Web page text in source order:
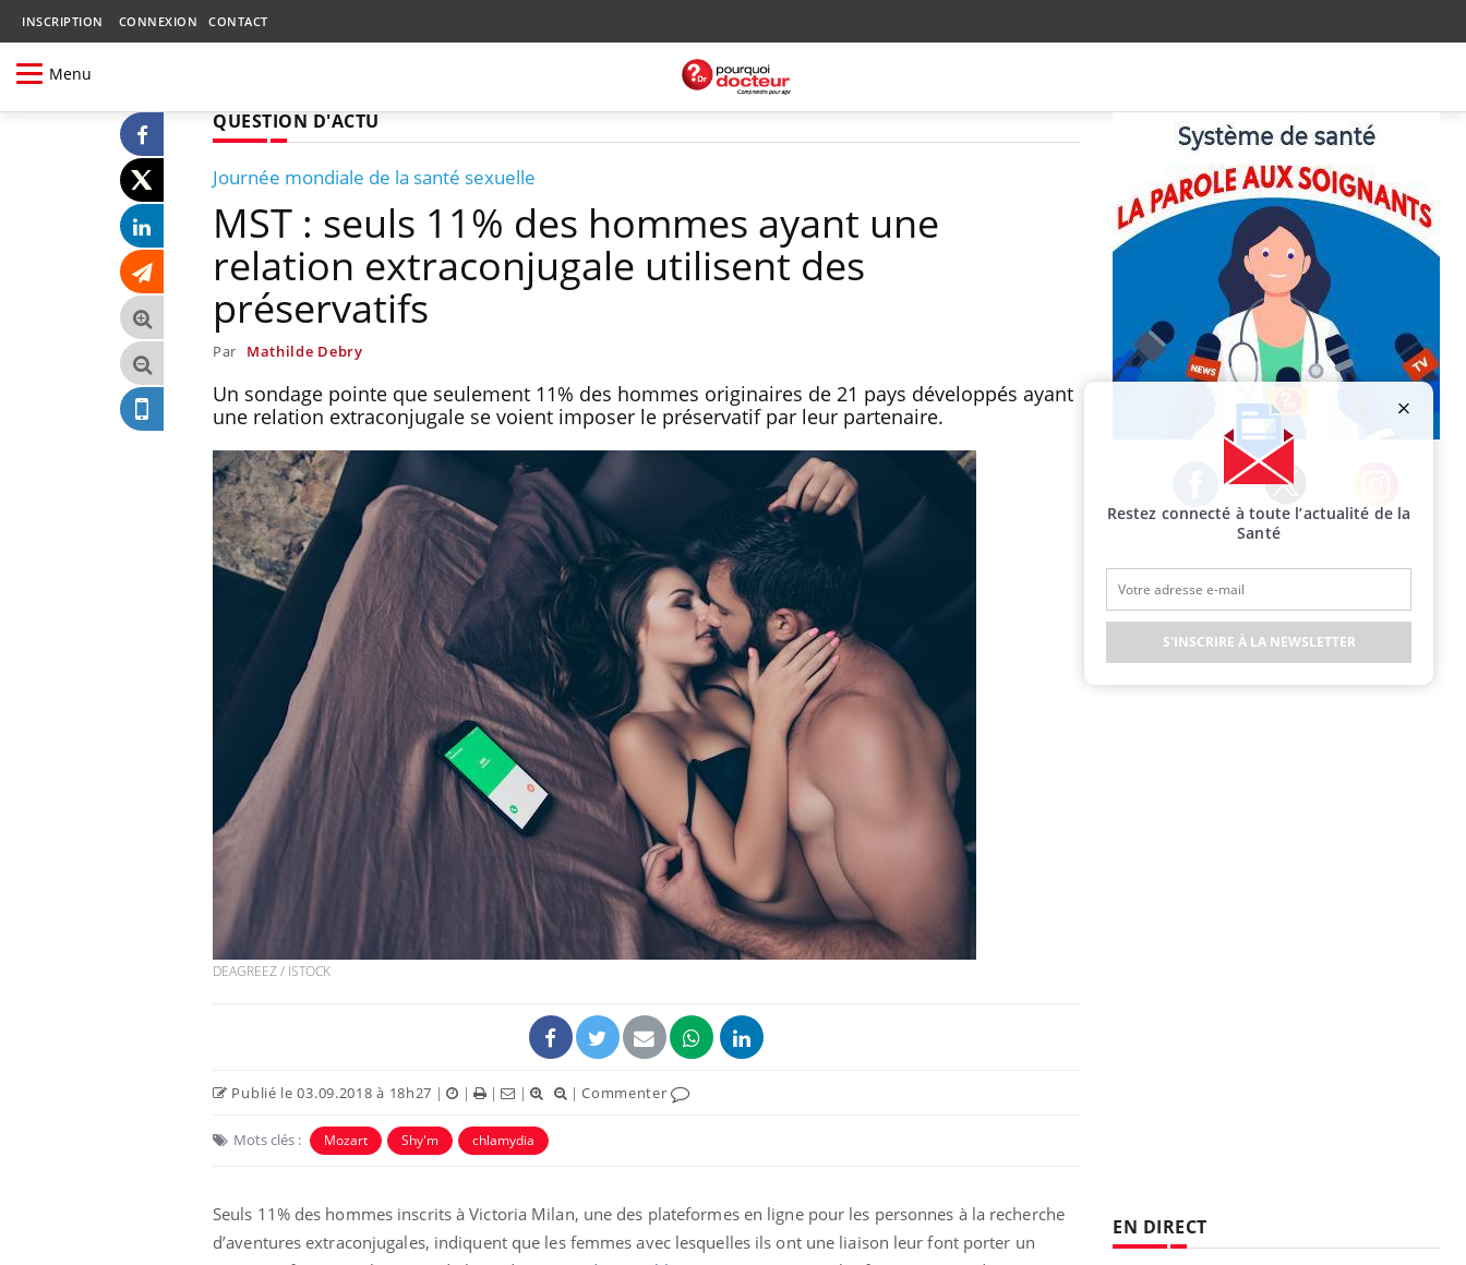
INSCRIPTION CONNEXION CONTACT
Menu
QUESTION D'ACTU
Journée mondiale de la santé sexuelle
MST : seuls 11% des hommes ayant une
relation extraconjugale utilisent des
préservatifs
Par Mathilde Debry
Un sondage pointe que seulement 11% des hommes originaires de 21 pays développés ayant
une relation extraconjugale se voient imposer le préservatif par leur partenaire.
DEAGREEZ / ISTOCK
Publié le 03.09.2018 à 18h27 | | | | |Commenter
Mots clés : Mozart Shy'm chlamydia
Seuls 11% des hommes inscrits à Victoria Milan, une des plateformes en ligne pour les personnes à la recherche
d’aventures extraconjugales, indiquent que les femmes avec lesquelles ils ont une liaison leur font porter un
Facebook Twitter Instagram
EN DIRECT
Restez connecté à toute l’actualité de la
Santé
S'INSCRIRE À LA NEWSLETTER